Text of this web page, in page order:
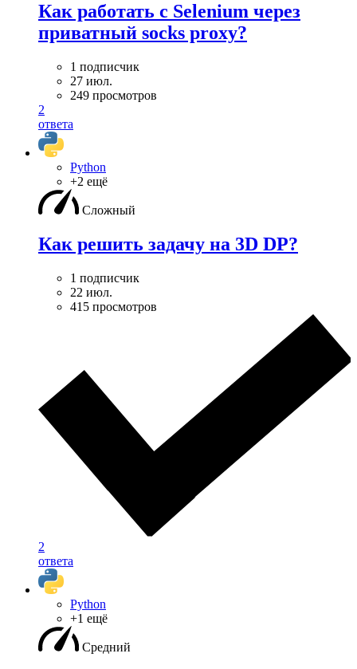
Как работать с Selenium через
приватный socks proxy?
1 подписчик
27 июл.
249 просмотров
2
ответа
Python
+2 ещё
Сложный
Как решить задачу на 3D DP?
1 подписчик
22 июл.
415 просмотров
2
ответа
Python
+1 ещё
Средний